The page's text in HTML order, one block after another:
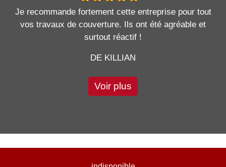
Je recommande fortement cette entreprise pour tout
vos travaux de couverture. Ils ont été agréable et
surtout réactif !
DE KILLIAN
Voir plus